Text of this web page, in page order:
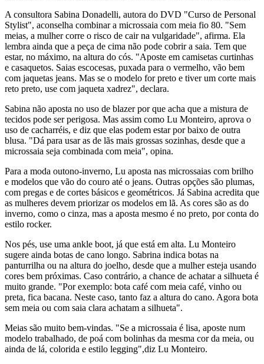
A consultora Sabina Donadelli, autora do DVD "Curso de Personal
Stylist", aconselha combinar a microssaia com meia fio 80. "Sem
meias, a mulher corre o risco de cair na vulgaridade", afirma. Ela
lembra ainda que a peça de cima não pode cobrir a saia. Tem que
estar, no máximo, na altura do cós. "Aposte em camisetas curtinhas
e casaquetos. Saias escocesas, puxada para o vermelho, vão bem
com jaquetas jeans. Mas se o modelo for preto e tiver um corte mais
reto preto, use com jaqueta xadrez", declara.
Sabina não aposta no uso de blazer por que acha que a mistura de
tecidos pode ser perigosa. Mas assim como Lu Monteiro, aprova o
uso de cacharréis, e diz que elas podem estar por baixo de outra
blusa. "Dá para usar as de lãs mais grossas sozinhas, desde que a
microssaia seja combinada com meia", opina.
Para a moda outono-inverno, Lu aposta nas microssaias com brilho
e modelos que vão do couro até o jeans. Outras opções são plumas,
com pregas e de cortes básicos e geométricos. Já Sabina acredita que
as mulheres devem priorizar os modelos em lã. As cores são as do
inverno, como o cinza, mas a aposta mesmo é no preto, por conta do
estilo rocker.
Nos pés, use uma ankle boot, já que está em alta. Lu Monteiro
sugere ainda botas de cano longo. Sabrina indica botas na
panturrilha ou na altura do joelho, desde que a mulher esteja usando
cores bem próximas. Caso contrário, a chance de achatar a silhueta é
muito grande. "Por exemplo: bota café com meia café, vinho ou
preta, fica bacana. Neste caso, tanto faz a altura do cano. Agora bota
sem meia ou com saia clara achatam a silhueta".
Meias são muito bem-vindas. "Se a microssaia é lisa, aposte num
modelo trabalhado, de poá com bolinhas da mesma cor da meia, ou
ainda de lá, colorida e estilo legging",diz Lu Monteiro.